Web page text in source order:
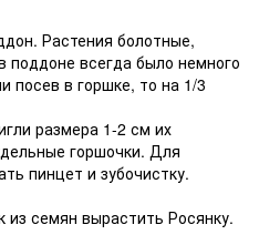
Растения болотные,
поддоне всегда было немного
посев в горшке, то на 1/3
размера 1-2 см их
горшочки. Для
пинцет и зубочистку.
из семян вырастить Росянку.